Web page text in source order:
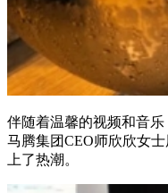
伴随着温馨的视频和音
马腾集团CEO师欣欣女
上了热潮。